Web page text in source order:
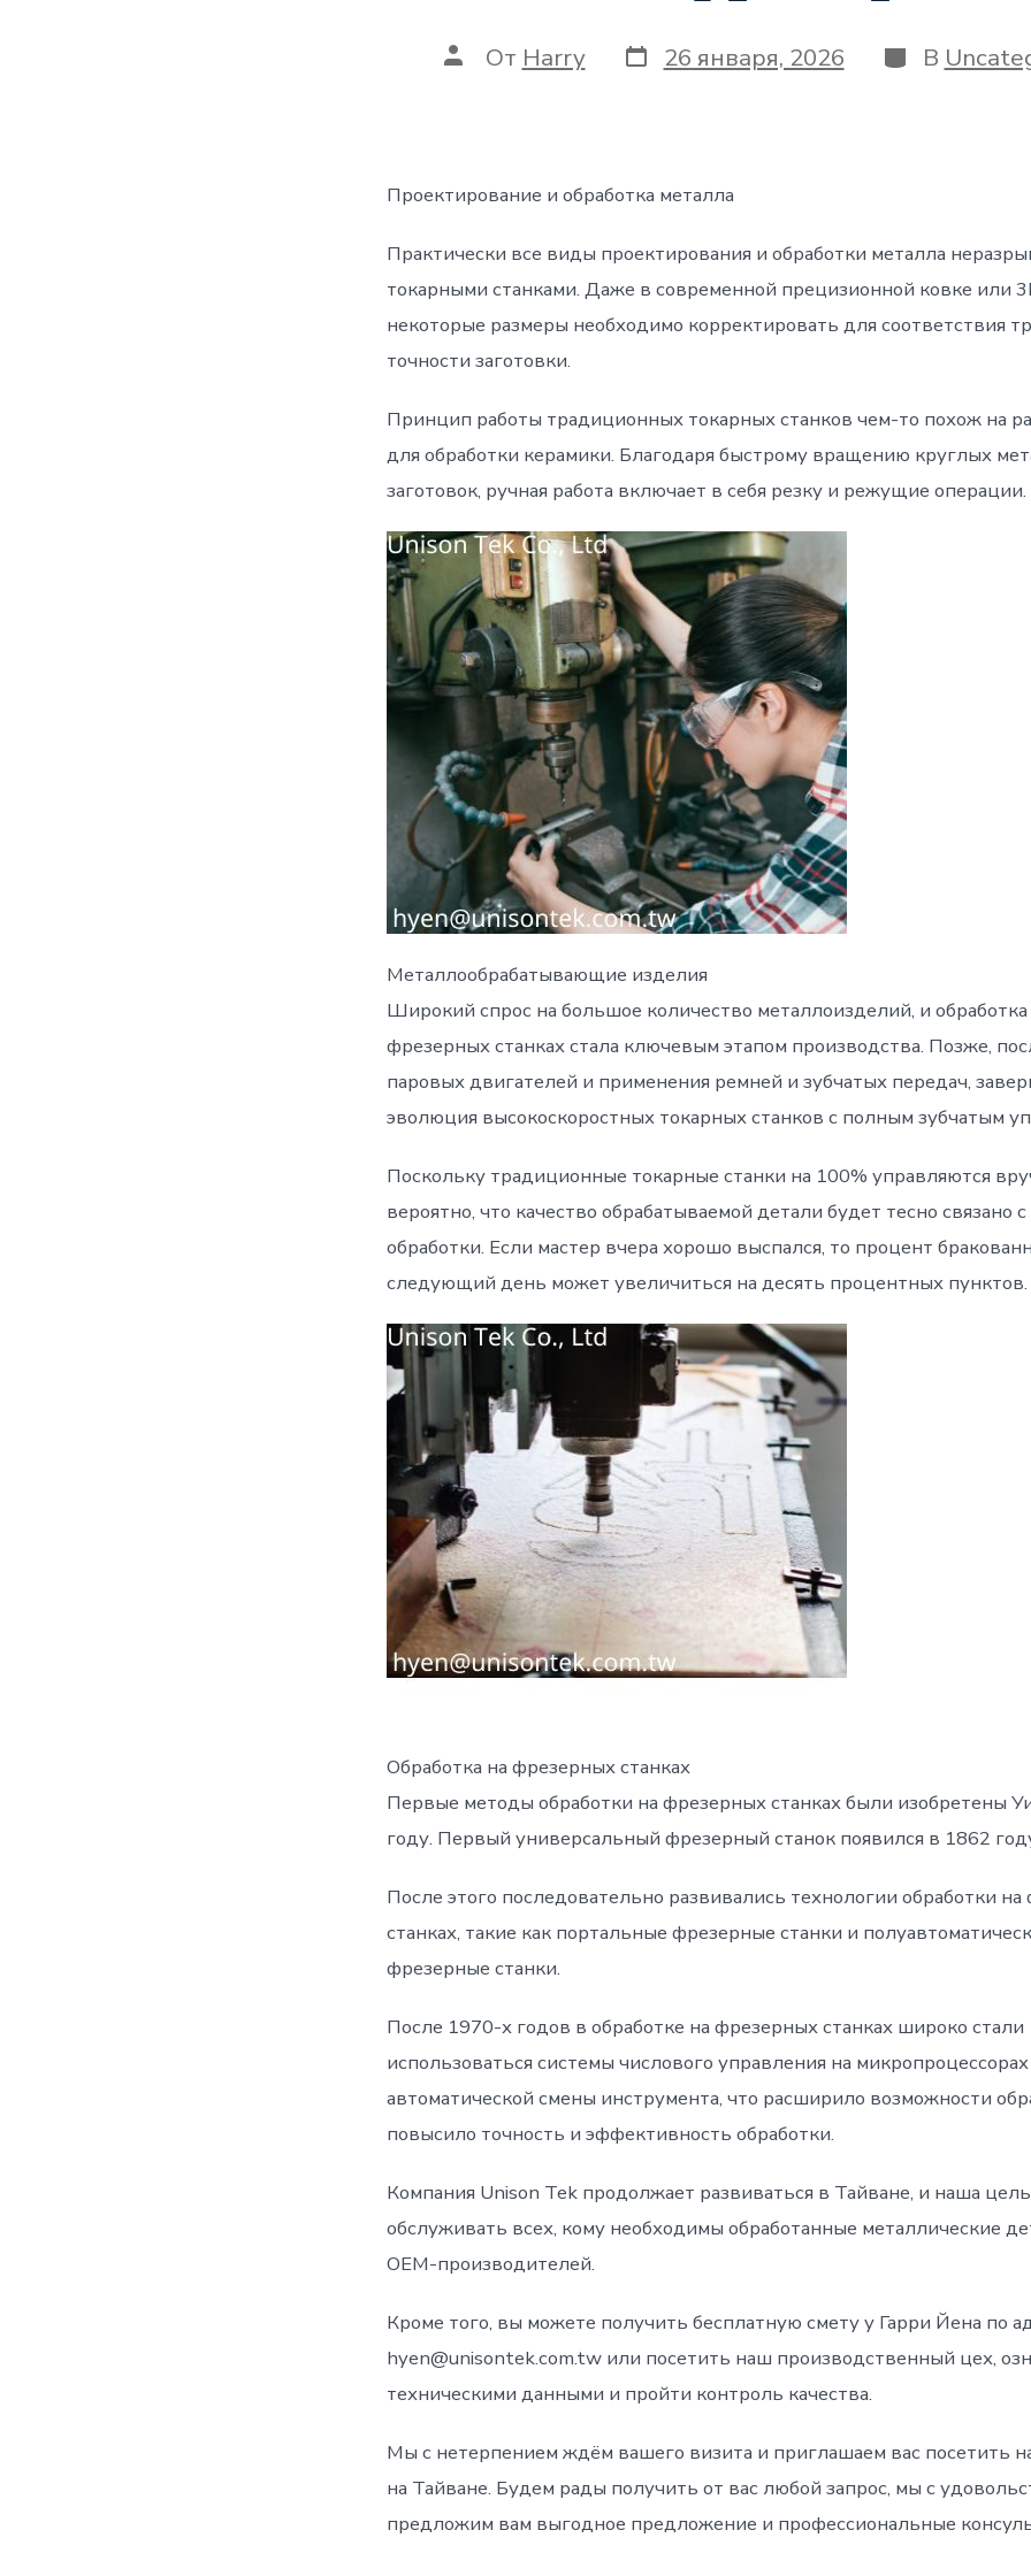
Автор
записи
От Harry Дата
записи
26 января, 2026 Категории
В
Проектирование и обработка металла
Практически все виды проектирования и обработки металла
токарными станками. Даже в современной прецизионной ковке или
некоторые размеры необходимо корректировать для соответствия
точности заготовки.
Принцип работы традиционных токарных станков чем-то похож на
для обработки керамики. Благодаря быстрому вращению круглых
заготовок, ручная работа включает в себя резку и режущие операции.
Металлообрабатывающие изделия
Широкий спрос на большое количество металлоизделий, и обработка
фрезерных станках стала ключевым этапом производства. Позже,
паровых двигателей и применения ремней и зубчатых передач,
эволюция высокоскоростных токарных станков с полным зубчатым
Поскольку традиционные токарные станки на 100% управляются
вероятно, что качество обрабатываемой детали будет тесно связано
обработки. Если мастер вчера хорошо выспался, то процент
следующий день может увеличиться на десять процентных пунктов.
Обработка на фрезерных станках
Первые методы обработки на фрезерных станках были изобретены
году. Первый универсальный фрезерный станок появился в 1862
После этого последовательно развивались технологии обработки
станках, такие как портальные фрезерные станки и
фрезерные станки.
После 1970-х годов в обработке на фрезерных станках широко стали
использоваться системы числового управления на
автоматической смены инструмента, что расширило возможности
повысило точность и эффективность обработки.
Компания Unison Tek продолжает развиваться в Тайване, и наша
обслуживать всех, кому необходимы обработанные металлические
OEM-производителей.
Кроме того, вы можете получить бесплатную смету у Гарри Йена по
hyen@unisontek.com.tw или посетить наш производственный цех,
техническими данными и пройти контроль качества.
Мы с нетерпением ждём вашего визита и приглашаем вас посетить
на Тайване. Будем рады получить от вас любой запрос, мы с
предложим вам выгодное предложение и профессиональные